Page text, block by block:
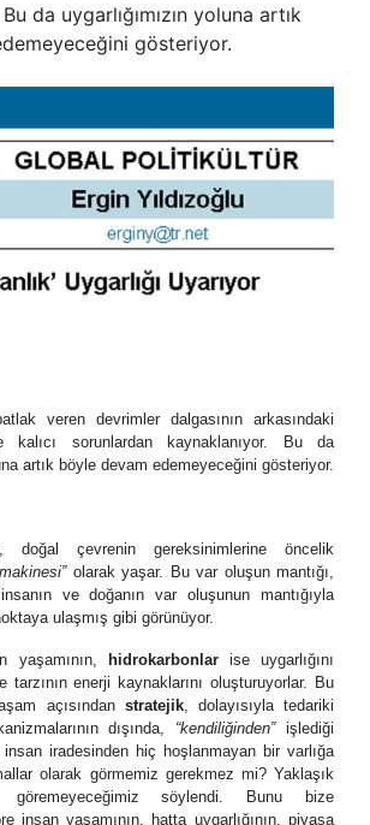
da uygarlığımızın yoluna artık
gösteriyor.
veren devrimler dalgasının arkasındaki
sorunlardan kaynaklanıyor. Bu da
artık böyle devam edemeyeceğini gösteriyor.
doğal çevrenin gereksinimlerine öncelik
” olarak yaşar. Bu var oluşun mantığı,
ve doğanın var oluşunun mantığıyla
ulaşmış gibi görünüyor.
yaşamının, hidrokarbonlar
ise uygarlığını
tarzının enerji kaynaklarını oluşturuyorlar. Bu
açısından stratejik, dolayısıyla tedariki
dışında,
“kendiliğinden” işlediği
iradesinden hiç hoşlanmayan bir varlığa
olarak görmemiz gerekmez mi? Yaklaşık
söylendi. Bunu bize
insan yaşamının, hatta uygarlığının, piyasa